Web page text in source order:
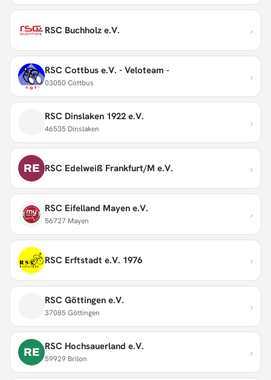
RSC Buchholz e.V. ›
RSC Cottbus e.V. - Veloteam -
03050 Cottbus ›
RSC Dinslaken 1922 e.V.
46535 Dinslaken ›
RE RSC Edelweiß Frankfurt/M e.V. ›
RSC Eifelland Mayen e.V.
56727 Mayen ›
RSC Erftstadt e.V. 1976 ›
RSC Göttingen e.V.
37085 Göttingen ›
RE RSC Hochsauerland e.V.
59929 Brilon ›